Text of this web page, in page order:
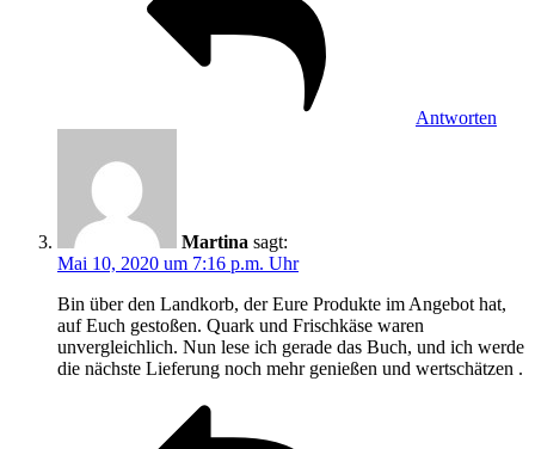
Antworten
Martina sagt:
Mai 10, 2020 um 7:16 p.m. Uhr
Bin über den Landkorb, der Eure Produkte im Angebot hat,
auf Euch gestoßen. Quark und Frischkäse waren
unvergleichlich. Nun lese ich gerade das Buch, und ich werde
die nächste Lieferung noch mehr genießen und wertschätzen .